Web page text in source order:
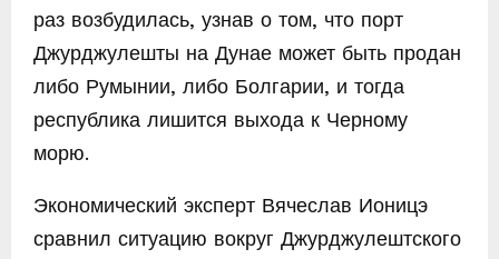
раз возбудилась, узнав о том, что порт
Джурджулешты на Дунае может быть продан
либо Румынии, либо Болгарии, и тогда
республика лишится выхода к Черному
морю.
Экономический эксперт Вячеслав Ионицэ
сравнил ситуацию вокруг Джурджулештского